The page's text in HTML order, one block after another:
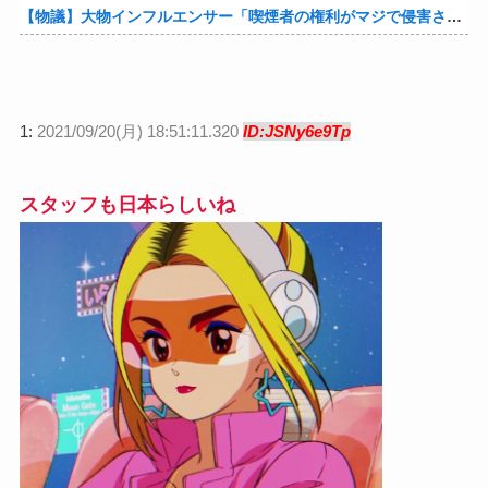
【物議】大物インフルエンサー「喫煙者の権利がマジで侵害されてる。いくら税金払ってるんだ」他
1: 2021/09/20(月) 18:51:11.320 ID:JSNy6e9Tp
スタッフも日本らしいね